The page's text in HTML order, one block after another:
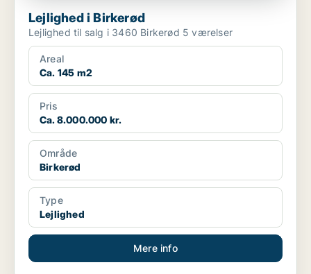
Lejlighed i Birkerød
Lejlighed til salg i 3460 Birkerød 5 værelser
Areal
Ca. 145 m2
Pris
Ca. 8.000.000 kr.
Område
Birkerød
Type
Lejlighed
Mere info